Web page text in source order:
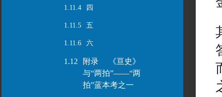
1.11.4 四
1.11.5 五
1.11.6 六
1.12
附录 《亘史》
与“两拍”——“两
拍”蓝本考之一